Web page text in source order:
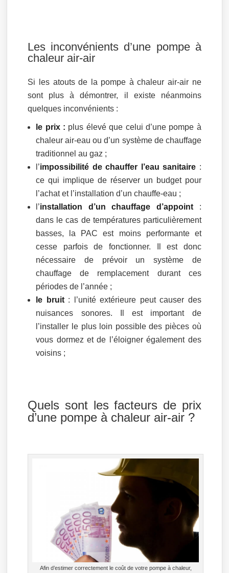
Les inconvénients d’une pompe à
chaleur air-air
Si les atouts de la pompe à chaleur air-air ne
sont plus à démontrer, il existe néanmoins
quelques inconvénients :
le prix : plus élevé que celui d’une pompe à
chaleur air-eau ou d’un système de chauffage
traditionnel au gaz ;
l’impossibilité de chauffer l’eau sanitaire :
ce qui implique de réserver un budget pour
l’achat et l’installation d’un chauffe-eau ;
l’installation d’un chauffage d’appoint :
dans le cas de températures particulièrement
basses, la PAC est moins performante et
cesse parfois de fonctionner. Il est donc
nécessaire de prévoir un système de
chauffage de remplacement durant ces
périodes de l’année ;
le bruit: l’unité extérieure peut causer des
nuisances sonores. Il est important de
l’installer le plus loin possible des pièces où
vous dormez et de l’éloigner également des
voisins ;
Quels sont les facteurs de prix
d’une pompe à chaleur air-air ?
Afin d’estimer correctement le coût de votre pompe à chaleur,